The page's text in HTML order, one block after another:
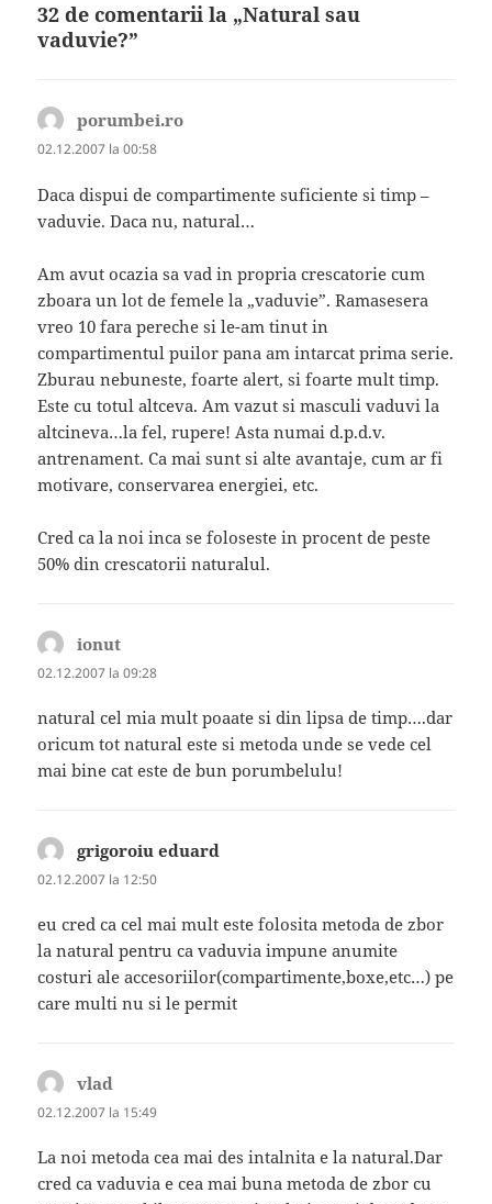
32 de comentarii la „Natural sau
vaduvie?”
porumbei.ro
02.12.2007 la 00:58
Daca dispui de compartimente suficiente si timp –
vaduvie. Daca nu, natural…
Am avut ocazia sa vad in propria crescatorie cum
zboara un lot de femele la „vaduvie”. Ramasesera
vreo 10 fara pereche si le-am tinut in
compartimentul puilor pana am intarcat prima serie.
Zburau nebuneste, foarte alert, si foarte mult timp.
Este cu totul altceva. Am vazut si masculi vaduvi la
altcineva…la fel, rupere! Asta numai d.p.d.v.
antrenament. Ca mai sunt si alte avantaje, cum ar fi
motivare, conservarea energiei, etc.
Cred ca la noi inca se foloseste in procent de peste
50% din crescatorii naturalul.
ionut
02.12.2007 la 09:28
natural cel mia mult poaate si din lipsa de timp….dar
oricum tot natural este si metoda unde se vede cel
mai bine cat este de bun porumbelulu!
grigoroiu eduard
02.12.2007 la 12:50
eu cred ca cel mai mult este folosita metoda de zbor
la natural pentru ca vaduvia impune anumite
costuri ale accesoriilor(compartimente,boxe,etc…) pe
care multi nu si le permit
vlad
02.12.2007 la 15:49
La noi metoda cea mai des intalnita e la natural.Dar
cred ca vaduvia e cea mai buna metoda de zbor cu